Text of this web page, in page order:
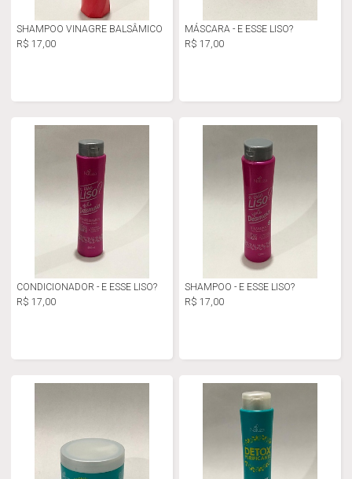
SHAMPOO VINAGRE BALSÂMICO
R$ 17,00
MÁSCARA - E ESSE LISO?
R$ 17,00
CONDICIONADOR - E ESSE LISO?
R$ 17,00
SHAMPOO - E ESSE LISO?
R$ 17,00